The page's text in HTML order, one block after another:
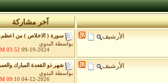
آخر مشاركة
الأرشيف
سورة ( الاخلاص ) من
بواسطة
البدوي
09-19-2024
03:52 AM
الأرشيف
شهر ذو القعدة المبارك
بواسطة
البدوي
04-12-2026
09:10 AM